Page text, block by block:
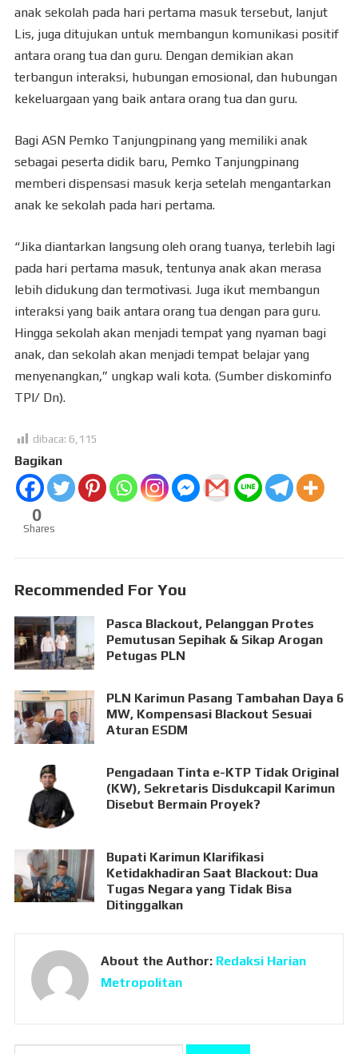
anak sekolah pada hari pertama masuk tersebut, lanjut
Lis, juga ditujukan untuk membangun komunikasi positif
antara orang tua dan guru. Dengan demikian akan
terbangun interaksi, hubungan emosional, dan hubungan
kekeluargaan yang baik antara orang tua dan guru.
Bagi ASN Pemko Tanjungpinang yang memiliki anak
sebagai peserta didik baru, Pemko Tanjungpinang
memberi dispensasi masuk kerja setelah mengantarkan
anak ke sekolah pada hari pertama.
“Jika diantarkan langsung oleh orang tuanya, terlebih lagi
pada hari pertama masuk, tentunya anak akan merasa
lebih didukung dan termotivasi. Juga ikut membangun
interaksi yang baik antara orang tua dengan para guru.
Hingga sekolah akan menjadi tempat yang nyaman bagi
anak, dan sekolah akan menjadi tempat belajar yang
menyenangkan,” ungkap wali kota. (Sumber diskominfo
TPI/ Dn).
dibaca: 6,115
Bagikan
0
Shares
Recommended For You
Pasca Blackout, Pelanggan Protes
Pemutusan Sepihak & Sikap Arogan
Petugas PLN
PLN Karimun Pasang Tambahan Daya 6
MW, Kompensasi Blackout Sesuai
Aturan ESDM
Pengadaan Tinta e-KTP Tidak Original
(KW), Sekretaris Disdukcapil Karimun
Disebut Bermain Proyek?
Bupati Karimun Klarifikasi
Ketidakhadiran Saat Blackout: Dua
Tugas Negara yang Tidak Bisa
Ditinggalkan
About the Author: Redaksi Harian
Metropolitan